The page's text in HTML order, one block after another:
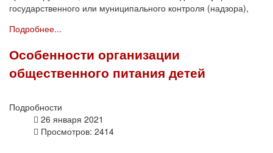
государственного или муниципального контроля (надзора),
Подробнее...
Особенности организации
общественного питания детей
Подробности
26 января 2021
Просмотров: 2414